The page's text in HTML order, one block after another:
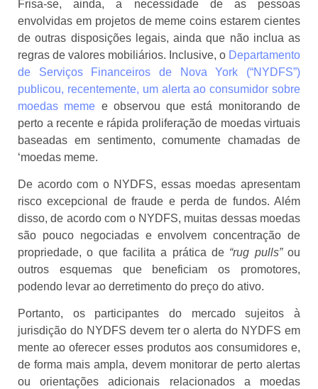
Frisa-se, ainda, a necessidade de as pessoas
envolvidas em projetos de meme coins estarem cientes
de outras disposições legais, ainda que não inclua as
regras de valores mobiliários. Inclusive, o Departamento
de Serviços Financeiros de Nova York (“NYDFS”)
publicou, recentemente, um alerta ao consumidor sobre
moedas meme e observou que está monitorando de
perto a recente e rápida proliferação de moedas virtuais
baseadas em sentimento, comumente chamadas de
‘moedas meme.
De acordo com o NYDFS, essas moedas apresentam
risco excepcional de fraude e perda de fundos. Além
disso, de acordo com o NYDFS, muitas dessas moedas
são pouco negociadas e envolvem concentração de
propriedade, o que facilita a prática de “rug pulls”ou
outros esquemas que beneficiam os promotores,
podendo levar ao derretimento do preço do ativo.
Portanto, os participantes do mercado sujeitos à
jurisdição do NYDFS devem ter o alerta do NYDFS em
mente ao oferecer esses produtos aos consumidores e,
de forma mais ampla, devem monitorar de perto alertas
ou orientações adicionais relacionados a moedas